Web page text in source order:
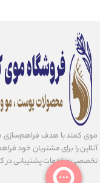
موی کمند با هدف فراهم‌سازی
آنلاین را برای مشتریان خود
تخصصی و خدمات پشتیبانی در